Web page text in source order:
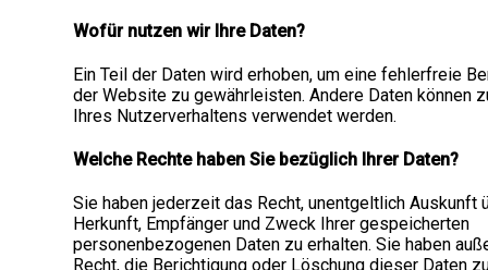
Wofür nutzen wir Ihre Daten?
Ein Teil der Daten wird erhoben, um eine fehlerfreie
der Website zu gewährleisten. Andere Daten können
Ihres Nutzerverhaltens verwendet werden.
Welche Rechte haben Sie bezüglich Ihrer Daten?
Sie haben jederzeit das Recht, unentgeltlich Auskunft
Herkunft, Empfänger und Zweck Ihrer gespeicherten
personenbezogenen Daten zu erhalten. Sie haben
Recht, die Berichtigung oder Löschung dieser Daten